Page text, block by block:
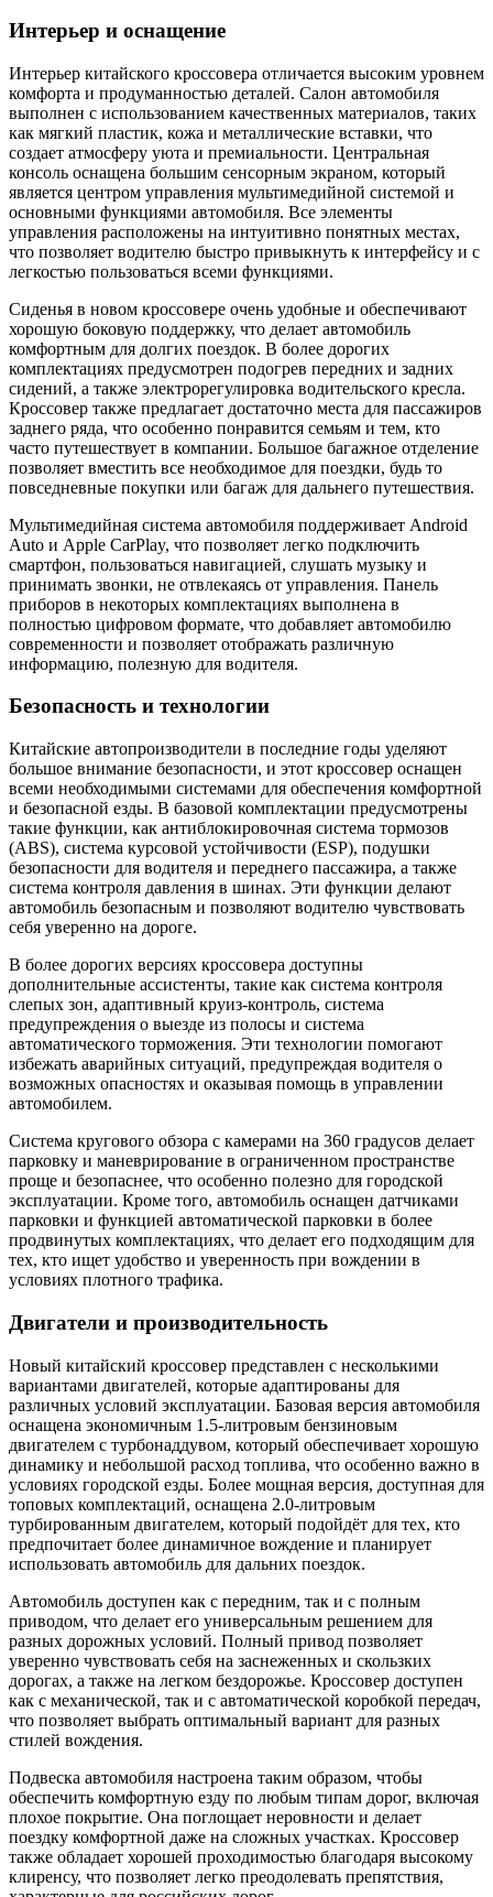
Интерьер и оснащение
Интерьер китайского кроссовера отличается высоким уровнем
комфорта и продуманностью деталей. Салон автомобиля
выполнен с использованием качественных материалов, таких
как мягкий пластик, кожа и металлические вставки, что
создает атмосферу уюта и премиальности. Центральная
консоль оснащена большим сенсорным экраном, который
является центром управления мультимедийной системой и
основными функциями автомобиля. Все элементы
управления расположены на интуитивно понятных местах,
что позволяет водителю быстро привыкнуть к интерфейсу и с
легкостью пользоваться всеми функциями.
Сиденья в новом кроссовере очень удобные и обеспечивают
хорошую боковую поддержку, что делает автомобиль
комфортным для долгих поездок. В более дорогих
комплектациях предусмотрен подогрев передних и задних
сидений, а также электрорегулировка водительского кресла.
Кроссовер также предлагает достаточно места для пассажиров
заднего ряда, что особенно понравится семьям и тем, кто
часто путешествует в компании. Большое багажное отделение
позволяет вместить все необходимое для поездки, будь то
повседневные покупки или багаж для дальнего путешествия.
Мультимедийная система автомобиля поддерживает Android
Auto и Apple CarPlay, что позволяет легко подключить
смартфон, пользоваться навигацией, слушать музыку и
принимать звонки, не отвлекаясь от управления. Панель
приборов в некоторых комплектациях выполнена в
полностью цифровом формате, что добавляет автомобилю
современности и позволяет отображать различную
информацию, полезную для водителя.
Безопасность и технологии
Китайские автопроизводители в последние годы уделяют
большое внимание безопасности, и этот кроссовер оснащен
всеми необходимыми системами для обеспечения комфортной
и безопасной езды. В базовой комплектации предусмотрены
такие функции, как антиблокировочная система тормозов
(ABS), система курсовой устойчивости (ESP), подушки
безопасности для водителя и переднего пассажира, а также
система контроля давления в шинах. Эти функции делают
автомобиль безопасным и позволяют водителю чувствовать
себя уверенно на дороге.
В более дорогих версиях кроссовера доступны
дополнительные ассистенты, такие как система контроля
слепых зон, адаптивный круиз-контроль, система
предупреждения о выезде из полосы и система
автоматического торможения. Эти технологии помогают
избежать аварийных ситуаций, предупреждая водителя о
возможных опасностях и оказывая помощь в управлении
автомобилем.
Система кругового обзора с камерами на 360 градусов делает
парковку и маневрирование в ограниченном пространстве
проще и безопаснее, что особенно полезно для городской
эксплуатации. Кроме того, автомобиль оснащен датчиками
парковки и функцией автоматической парковки в более
продвинутых комплектациях, что делает его подходящим для
тех, кто ищет удобство и уверенность при вождении в
условиях плотного трафика.
Двигатели и производительность
Новый китайский кроссовер представлен с несколькими
вариантами двигателей, которые адаптированы для
различных условий эксплуатации. Базовая версия автомобиля
оснащена экономичным 1.5-литровым бензиновым
двигателем с турбонаддувом, который обеспечивает хорошую
динамику и небольшой расход топлива, что особенно важно в
условиях городской езды. Более мощная версия, доступная для
топовых комплектаций, оснащена 2.0-литровым
турбированным двигателем, который подойдёт для тех, кто
предпочитает более динамичное вождение и планирует
использовать автомобиль для дальних поездок.
Автомобиль доступен как с передним, так и с полным
приводом, что делает его универсальным решением для
разных дорожных условий. Полный привод позволяет
уверенно чувствовать себя на заснеженных и скользких
дорогах, а также на легком бездорожье. Кроссовер доступен
как с механической, так и с автоматической коробкой передач,
что позволяет выбрать оптимальный вариант для разных
стилей вождения.
Подвеска автомобиля настроена таким образом, чтобы
обеспечить комфортную езду по любым типам дорог, включая
плохое покрытие. Она поглощает неровности и делает
поездку комфортной даже на сложных участках. Кроссовер
также обладает хорошей проходимостью благодаря высокому
клиренсу, что позволяет легко преодолевать препятствия,